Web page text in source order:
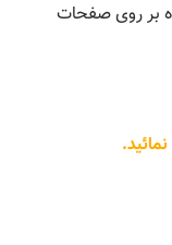
بر روی صفحات